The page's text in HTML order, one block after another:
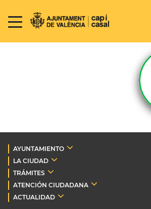
AYUNTAMIENTO
LA CIUDAD
TRÁMITES
ATENCIÓN CIUDADANA
ACTUALIDAD